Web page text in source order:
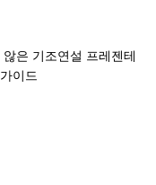
은 기조연설 프레젠테
이드